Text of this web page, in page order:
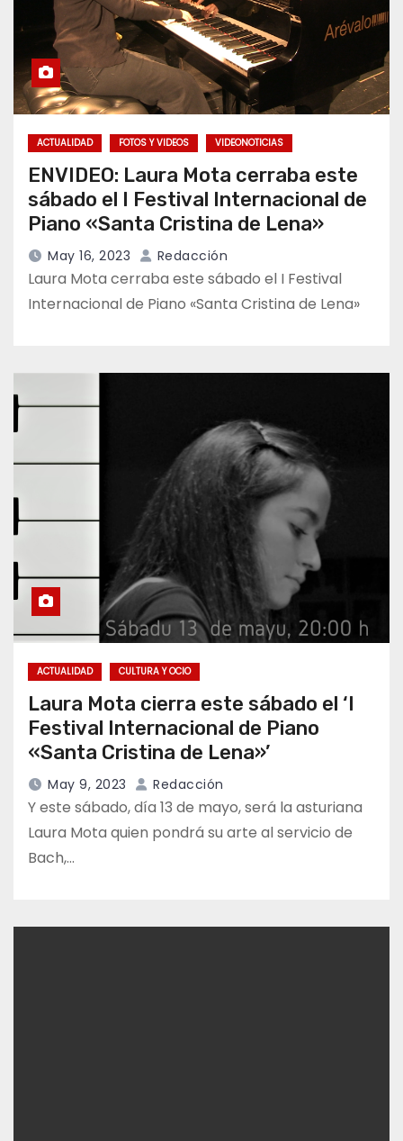
ACTUALIDAD FOTOS Y VIDEOS VIDEONOTICIAS
ENVIDEO: Laura Mota cerraba este
sábado el I Festival Internacional de
Piano «Santa Cristina de Lena»
May 16, 2023 Redacción
Laura Mota cerraba este sábado el I Festival
Internacional de Piano «Santa Cristina de Lena»
ACTUALIDAD CULTURA Y OCIO
Laura Mota cierra este sábado el ‘I
Festival Internacional de Piano
«Santa Cristina de Lena»’
May 9, 2023 Redacción
Y este sábado, día 13 de mayo, será la asturiana
Laura Mota quien pondrá su arte al servicio de
Bach,…